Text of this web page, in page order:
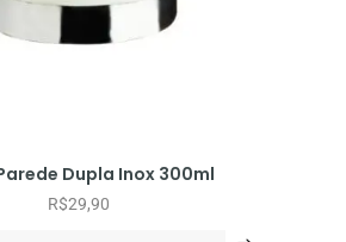
Dupla Inox 300ml
R$29,90